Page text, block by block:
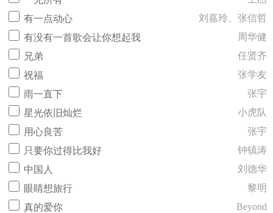
有一点动心
刘嘉玲、张信哲
有没有一首歌会让你想起我
周华健
兄弟
任贤齐
祝福
张学友
雨一直下
张宇
星光依旧灿烂
小虎队
用心良苦
张宇
只要你过得比我好
钟镇涛
中国人
刘德华
眼睛想旅行
黎明
真的爱你
Beyond